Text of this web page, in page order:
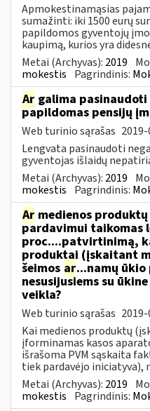
Apmokestinamąsias
sumažinti: iki 1500 eurų
papildomos gyventojų
kaupimą, kurios yra
Metai (Archyvas): 2019
mokestis Pagrindinis:
Ar galima
papildomas pensijų
Web turinio sąrašas
Lengvata pasinaudoti
gyventojas išlaidų
Metai (Archyvas): 2019
mokestis Pagrindinis:
Ar medienos
pardavimui taikomas
proc....patvirtinimą,
produktai (įskaitant
šeimos ar...namų
nesusijusiems su
veikla?
Web turinio sąrašas
Kai medienos produktų
įforminamas kasos
išrašoma PVM sąskaita
tiek pardavėjo iniciatyva),
Metai (Archyvas): 2019
mokestis Pagrindinis: